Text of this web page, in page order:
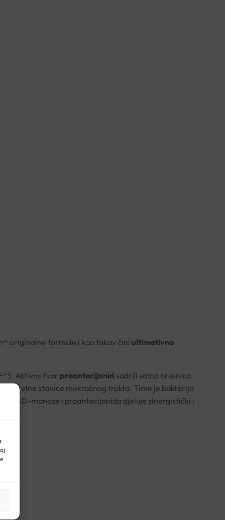
originalne formule i kao takav čini ultimativno
Aktivnu tvar proantocijanid sadrži samo brusnica
epitelne stanice mokraćnog trakta. Time je bakterija
D-manoze i proantocijanida djeluje sinergistički i